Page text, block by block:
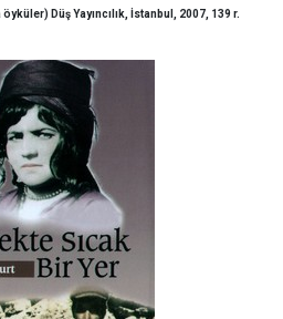
Düş Yayıncılık, İstanbul, 2007, 139 r.